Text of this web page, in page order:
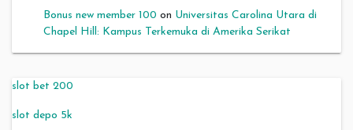
Bonus new member 100 on Universitas Carolina Utara di
Chapel Hill: Kampus Terkemuka di Amerika Serikat
slot bet 200
slot depo 5k